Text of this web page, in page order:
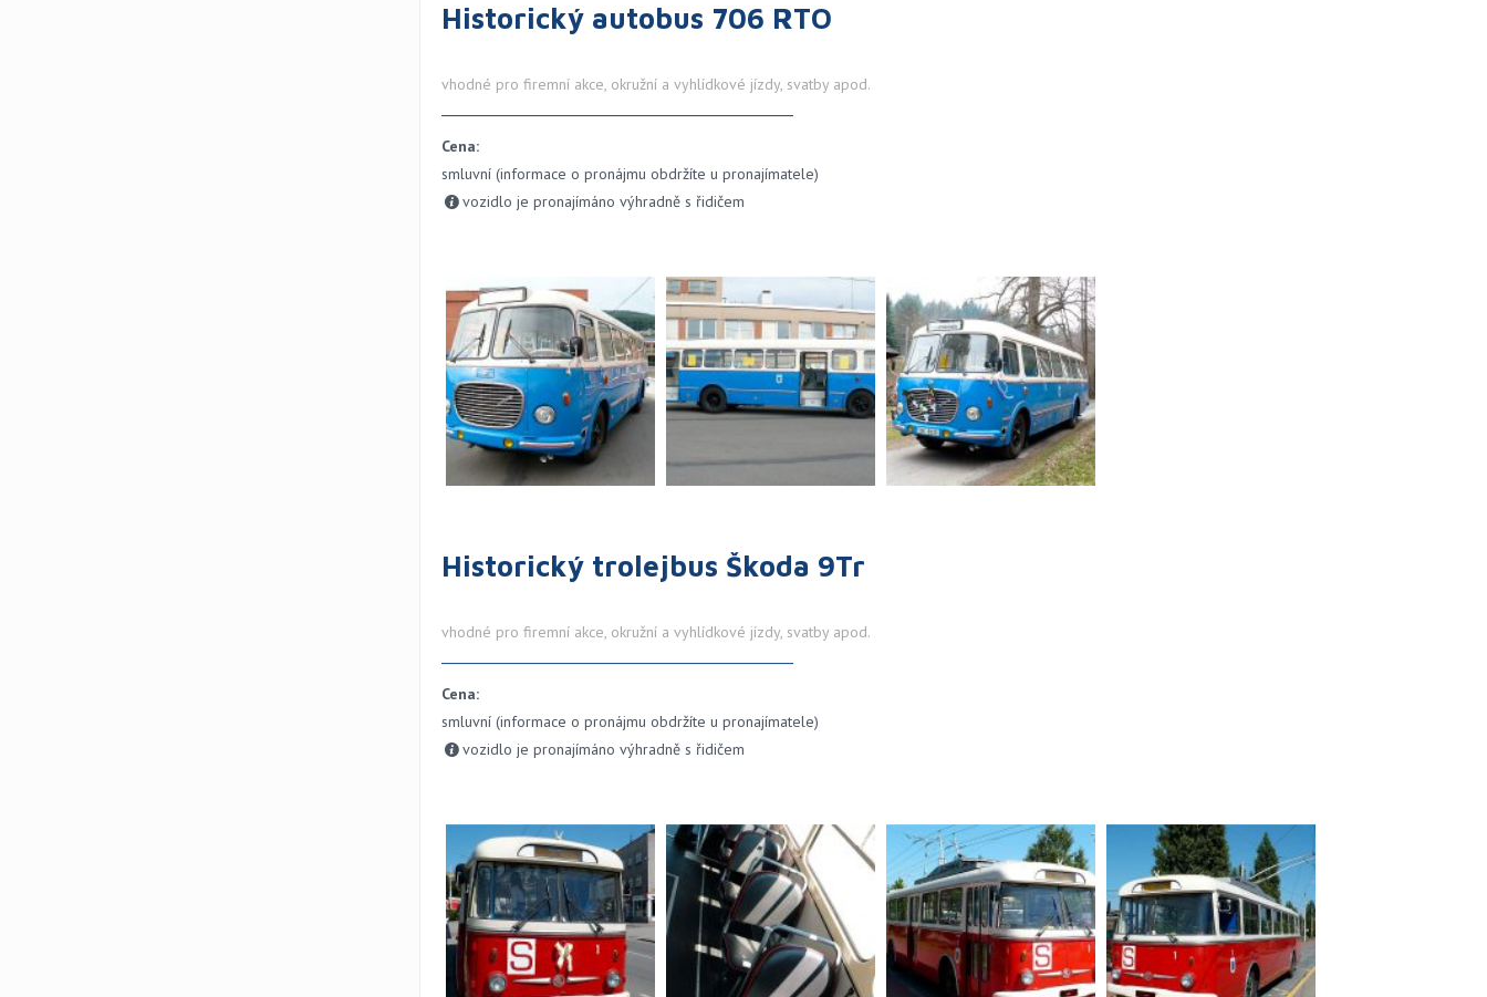
Historický autobus 706 RTO
vhodné pro firemní akce, okružní a vyhlídkové jízdy, svatby apod.
Cena:
smluvní (informace o pronájmu obdržíte u pronajímatele)
vozidlo je pronajímáno výhradně s řidičem
Historický trolejbus Škoda 9Tr
vhodné pro firemní akce, okružní a vyhlídkové jízdy, svatby apod.
Cena:
smluvní (informace o pronájmu obdržíte u pronajímatele)
vozidlo je pronajímáno výhradně s řidičem